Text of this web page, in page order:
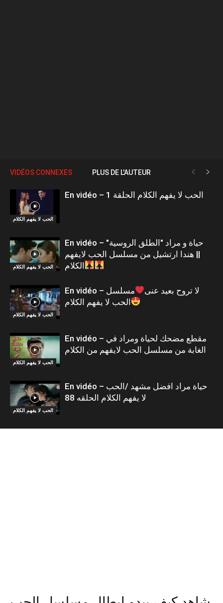
VIDÉOS CONNEXES PLUS DE L'AUTEUR
الحب لا يفهم الكلام
En vidéo – الحب لا يفهم الكلام الحلقة 1
الحب لا يفهم الكلام
En vidéo – حياة و مراد "الطلق الروسية"
|| هندا ارتشيل من مسلسل الحب لايفهم
الكلام
الحب لا يفهم الكلام
En vidéo – لا تروح بعيد عنى
مسلسل
الحب لا يفهم الكلام
الحب لا يفهم الكلام
En vidéo – مقطع مضحك لحياة ومراد في
الغابة من مسلسل الحب لايفهم من الكلام
الحب لا يفهم الكلام
En vidéo – حياة مراد افضل مشهد /الحب
لا يفهم الكلام الحلقه 88